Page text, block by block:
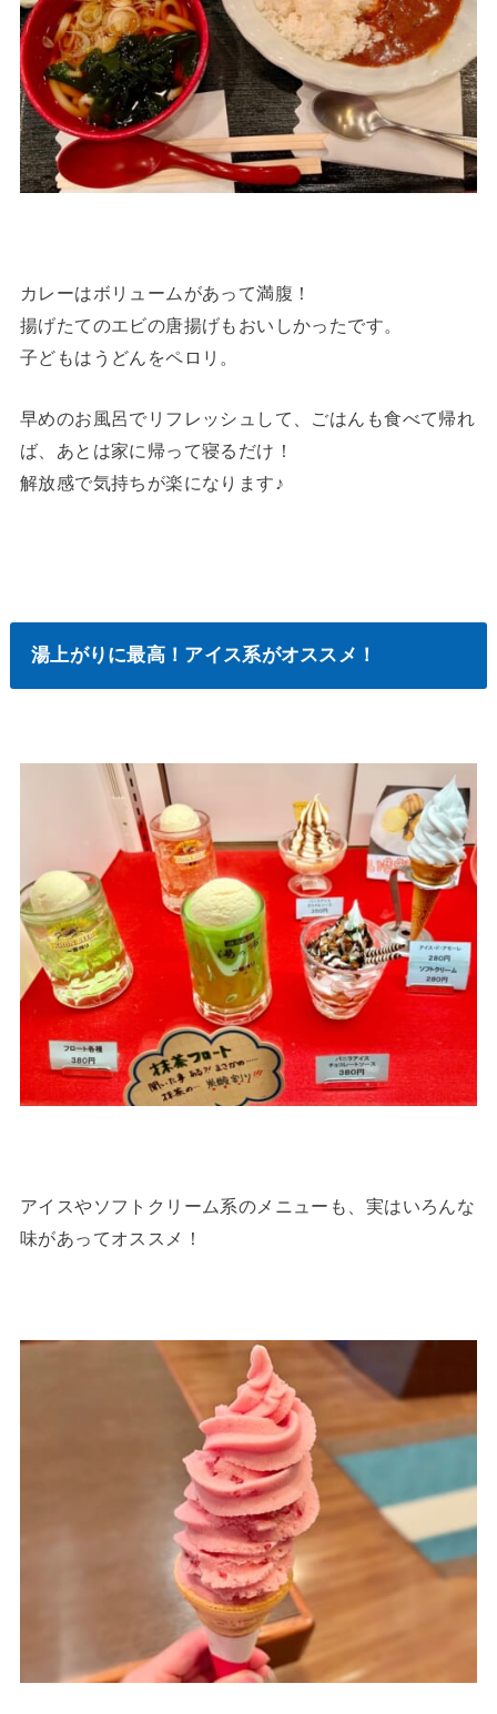
カレーはボリュームがあって満腹！
揚げたてのエビの唐揚げもおいしかったです。
子どもはうどんをペロリ。
早めのお風呂でリフレッシュして、ごはんも食べて帰れ
ば、あとは家に帰って寝るだけ！
解放感で気持ちが楽になります♪
湯上がりに最高！アイス系がオススメ！
アイスやソフトクリーム系のメニューも、実はいろんな
味があってオススメ！